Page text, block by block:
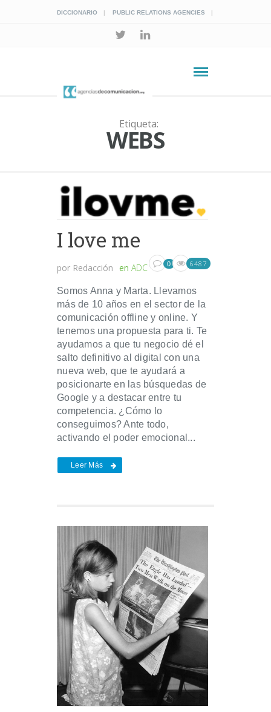
DICCIONARIO PUBLIC RELATIONS AGENCIES
Etiqueta:
WEBS
I love me
por Redacción en ADC 0 6487
Somos Anna y Marta. Llevamos
más de 10 años en el sector de la
comunicación offline y online. Y
tenemos una propuesta para ti. Te
ayudamos a que tu negocio dé el
salto definitivo al digital con una
nueva web, que te ayudará a
posicionarte en las búsquedas de
Google y a destacar entre tu
competencia. ¿Cómo lo
conseguimos? Ante todo,
activando el poder emocional...
Leer Más